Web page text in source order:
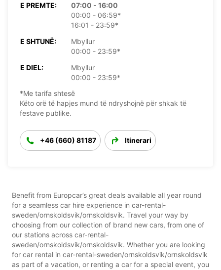
E PREMTE:
07:00 - 16:00
00:00 - 06:59*
16:01 - 23:59*
E SHTUNË:
Mbyllur
00:00 - 23:59*
E DIEL:
Mbyllur
00:00 - 23:59*
*Me tarifa shtesë
Këto orë të hapjes mund të ndryshojnë për shkak të
festave publike.
+46 (660) 81187 Itinerari
Benefit from Europcar’s great deals available all year round
for a seamless car hire experience in car-rental-
sweden/ornskoldsvik/ornskoldsvik. Travel your way by
choosing from our collection of brand new cars, from one of
our stations across car-rental-
sweden/ornskoldsvik/ornskoldsvik. Whether you are looking
for car rental in car-rental-sweden/ornskoldsvik/ornskoldsvik
as part of a vacation, or renting a car for a special event, you